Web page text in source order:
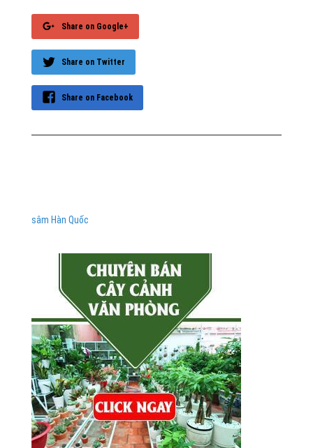
Share on Google+
Share on Twitter
Share on Facebook
sâm Hàn Quốc